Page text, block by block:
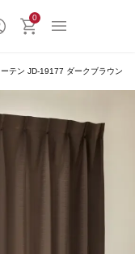
0
テン JD-19177 ダークブラウン